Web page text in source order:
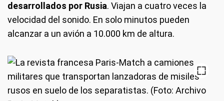
desarrollados por Rusia. Viajan a cuatro veces la
velocidad del sonido. En solo minutos pueden
alcanzar a un avión a 10.000 km de altura.